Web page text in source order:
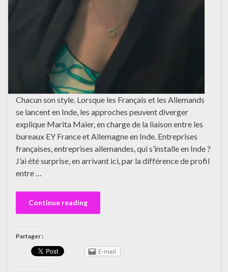
Chacun son style. Lorsque les Français et les Allemands
se lancent en Inde, les approches peuvent diverger
explique Marita Maier, en charge de la liaison entre les
bureaux EY France et Allemagne en Inde. Entreprises
françaises, entreprises allemandes, qui s’installe en Inde ?
J’ai été surprise, en arrivant ici, par la différence de profil
entre …
Continue reading
Partager :
E-mail